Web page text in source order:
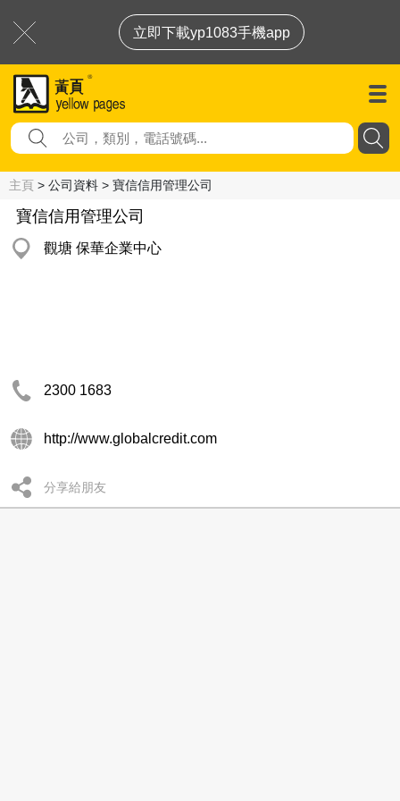
立即下載yp1083手機app
主頁 > 公司資料 > 寶信信用管理公司
寶信信用管理公司
觀塘 保華企業中心
2300 1683
http://www.globalcredit.com
分享給朋友